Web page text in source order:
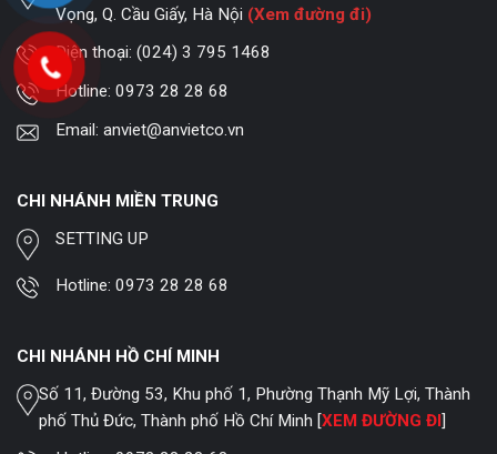
Vọng, Q. Cầu Giấy, Hà Nội (Xem đường đi)
Điện thoại:(024) 3 795 1468
Hotline:0973 28 28 68
Email:anviet@anvietco.vn
CHI NHÁNH MIỀN TRUNG
SETTING UP
Hotline:0973 28 28 68
CHI NHÁNH HỒ CHÍ MINH
Số 11, Đường 53, Khu phố 1, Phường Thạnh Mỹ Lợi, Thành
phố Thủ Đức, Thành phố Hồ Chí Minh [XEM ĐƯỜNG ĐI